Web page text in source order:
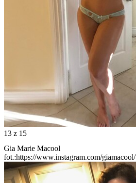
13 z 15
Gia Marie Macool
fot.:https://www.instagram.com/giamacool/